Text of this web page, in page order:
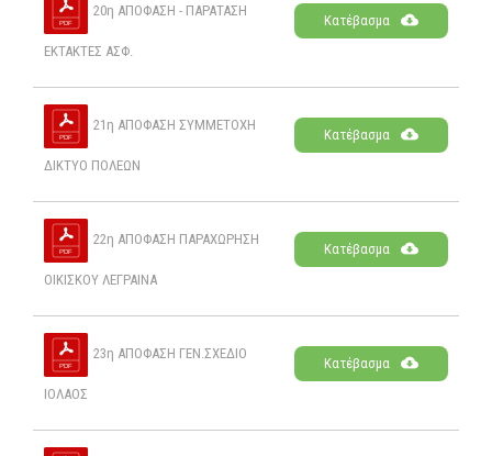
20η ΑΠΟΦΑΣΗ - ΠΑΡΑΤΑΣΗ
ΕΚΤΑΚΤΕΣ ΑΣΦ.
Κατέβασμα
21η ΑΠΟΦΑΣΗ ΣΥΜΜΕΤΟΧΗ
ΔΙΚΤΥΟ ΠΟΛΕΩΝ
Κατέβασμα
22η ΑΠΟΦΑΣΗ ΠΑΡΑΧΩΡΗΣΗ
ΟΙΚΙΣΚΟΥ ΛΕΓΡΑΙΝΑ
Κατέβασμα
23η ΑΠΟΦΑΣΗ ΓΕΝ.ΣΧΕΔΙΟ
ΙΟΛΑΟΣ
Κατέβασμα